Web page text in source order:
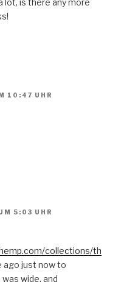
lot, is there any more
10:47 UHR
5:03 UHR
collections/th
ago just now to
wide, and